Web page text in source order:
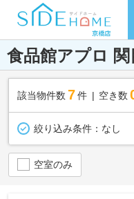
食品館アプロ
該当物件数 7件 空き数
絞り込み条件： なし
空室のみ